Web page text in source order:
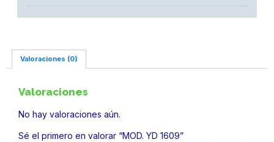
Valoraciones (0)
Valoraciones
No hay valoraciones aún.
Sé el primero en valorar “MOD. YD 1609”